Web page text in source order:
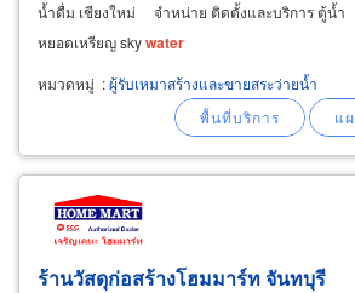
น้ำดื่ม เชียงใหม่ จำหน่าย ติดตั้งและบริการ ตู้น้ำ
หยอดเหรียญ skywater
หมวดหมู่ :ผู้รับเหมาสร้างและขายสระว่ายน้ำ
ร้านวัสดุก่อสร้างโฮมมาร์ท จันทบุรี